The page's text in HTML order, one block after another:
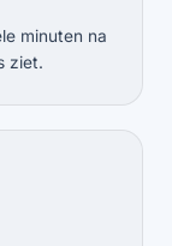
minuten na
ziet.